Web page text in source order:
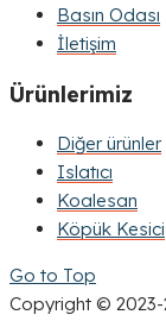
Basın Odası
İletişim
Ürünlerimiz
Diğer ürünler
Islatıcı
Koalesan
Köpük Kesici
Go to Top
Copyright © 2023-